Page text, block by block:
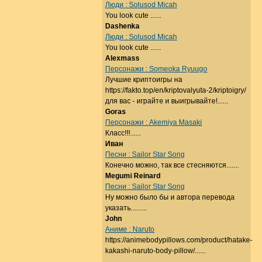
Люди : Solusod Micah
You look cute ......
Dashenka
Люди : Solusod Micah
You look cute ......
Alexmass
Персонажи : Someoka Ryuugo
Лучшие криптоигры на
https://fakto.top/en/kriptovalyuta-2/kriptoigry/
для вас - играйте и выигрывайте!......
Goras
Персонажи : Akemiya Masaki
Класс!!!......
Иван
Песни : Sailor Star Song
Конечно можно, так все стесняются.......
Megumi Reinard
Песни : Sailor Star Song
Ну можно было бы и автора перевода
указать.........
John
Аниме : Naruto
https://animebodypillows.com/product/hatake-
kakashi-naruto-body-pillow/......